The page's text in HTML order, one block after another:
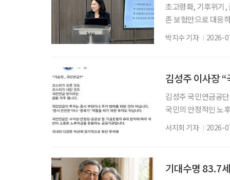
초고령화, 기후위기,
존 보험만으로 대응
력이 부족한 고령
에서도 장벽을 마주
박지수 기자 2026-
김성주 국민연금공
국민의 안정적인 노
의 SNS를 통해 ‘
피가 내린 것도 국
서지희 기자 2026-
기대수명 83.7